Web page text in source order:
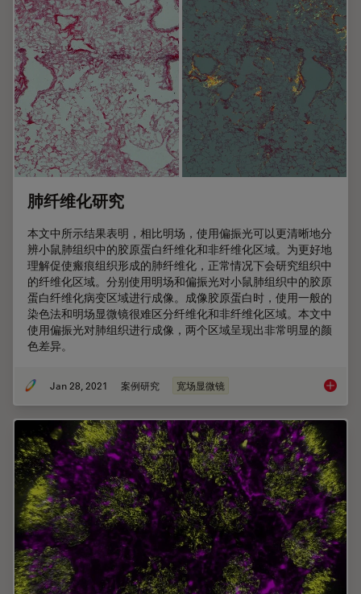
肺纤维化研究
本文中所示结果表明，相比明场，使用偏振光可以更清晰地分
辨小鼠肺组织中的胶原蛋白纤维化和非纤维化区域。为更好地
理解促使瘢痕组织形成的肺纤维化，正常情况下会研究组织中
的纤维化区域。分别使用明场和偏振光对小鼠肺组织中的胶原
蛋白纤维化病变区域进行成像。成像胶原蛋白时，使用一般的
染色法和明场显微镜很难区分纤维化和非纤维化区域。本文中
使用偏振光对肺组织进行成像，两个区域呈现出非常明显的颜
色差异。
Jan 28, 2021 案例研究 宽场显微镜 肺纤维